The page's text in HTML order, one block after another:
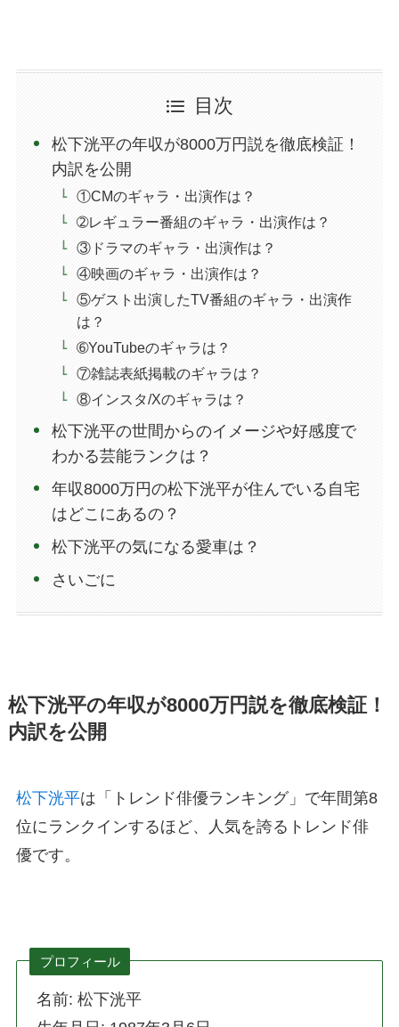
目次
松下洸平の年収が8000万円説を徹底検証！
内訳を公開
①CMのギャラ・出演作は？
➁レギュラー番組のギャラ・出演作は？
③ドラマのギャラ・出演作は？
④映画のギャラ・出演作は？
⑤ゲスト出演したTV番組のギャラ・出演作
は？
➅YouTubeのギャラは？
⑦雑誌表紙掲載のギャラは？
⑧インスタ/Xのギャラは？
松下洸平の世間からのイメージや好感度で
わかる芸能ランクは？
年収8000万円の松下洸平が住んでいる自宅
はどこにあるの？
松下洸平の気になる愛車は？
さいごに
松下洸平の年収が8000万円説を徹底検証！
内訳を公開
松下洸平は「トレンド俳優ランキング」で年間第8
位にランクインするほど、人気を誇るトレンド俳
優です。
プロフィール
名前: 松下洸平